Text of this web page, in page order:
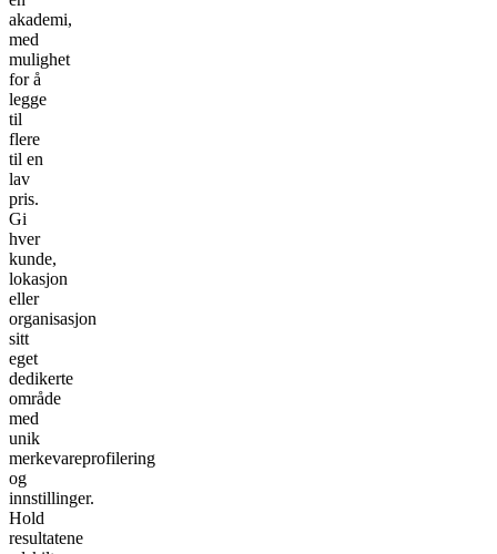
akademi,
med
mulighet
for å
legge
til
flere
til en
lav
pris.
Gi
hver
kunde,
lokasjon
eller
organisasjon
sitt
eget
dedikerte
område
med
unik
merkevareprofilering
og
innstillinger.
Hold
resultatene